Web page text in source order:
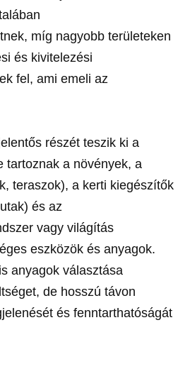
míg nagyobb területeken
és kivitelezési
fel, ami emeli az
részét teszik ki a
tartoznak a növények, a
teraszok), a kerti kiegészítők
és az
vagy világítás
eszközök és anyagok.
anyagok választása
de hosszú távon
és fenntarthatóságát